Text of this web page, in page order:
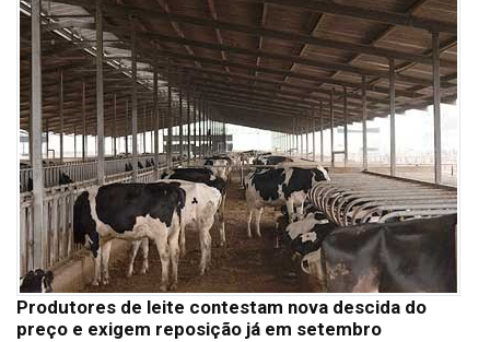
Produtores de leite contestam nova descida do
preço e exigem reposição já em setembro